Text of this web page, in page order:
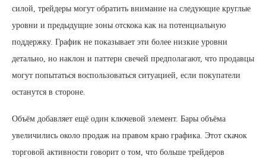
силой, трейдеры могут обратить внимание на следующие круглые
уровни и предыдущие зоны отскока как на потенциальную
поддержку. График не показывает эти более низкие уровни
детально, но наклон и паттерн свечей предполагают, что продавцы
могут попытаться воспользоваться ситуацией, если покупатели
останутся в стороне.
Объём добавляет ещё один ключевой элемент. Бары объёма
увеличились около продаж на правом краю графика. Этот скачок
торговой активности говорит о том, что больше трейдеров